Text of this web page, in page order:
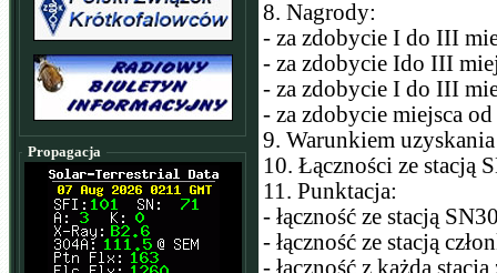
Propagacja
8. Nagrody:
- za zdobycie I do III
- za zdobycie Ido III
- za zdobycie I do III
- za zdobycie miejsca
9. Warunkiem
10. Łączności ze stacją
11. Punktacja:
- łączność ze stacją
- łączność ze stacją
- łączność z każdą